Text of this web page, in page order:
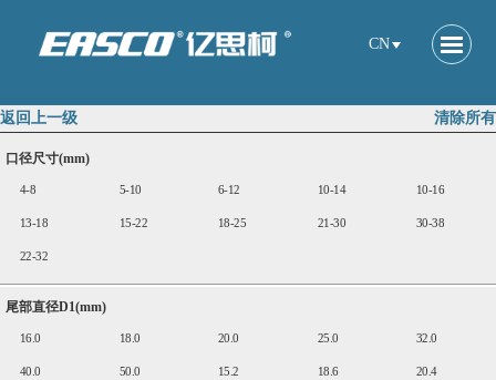
CN
清除所有
返回上一级
口径尺寸(mm)
4-8 5-10 6-12 10-14 10-16
13-18 15-22 18-25 21-30 30-38
22-32
尾部直径D1(mm)
16.0 18.0 20.0 25.0 32.0
40.0 50.0 15.2 18.6 20.4